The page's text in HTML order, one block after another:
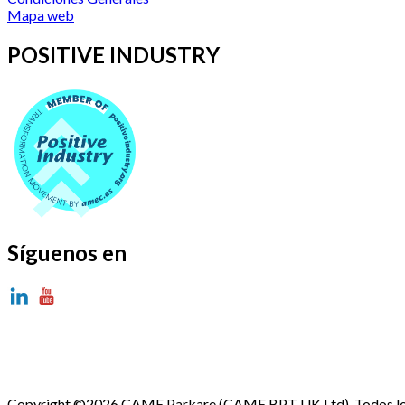
Mapa web
POSITIVE INDUSTRY
Síguenos en